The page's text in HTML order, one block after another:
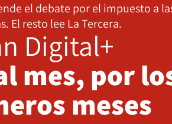
el debate por el impuesto a
El resto lee La Tercera.
Digital+
mes, por
meses